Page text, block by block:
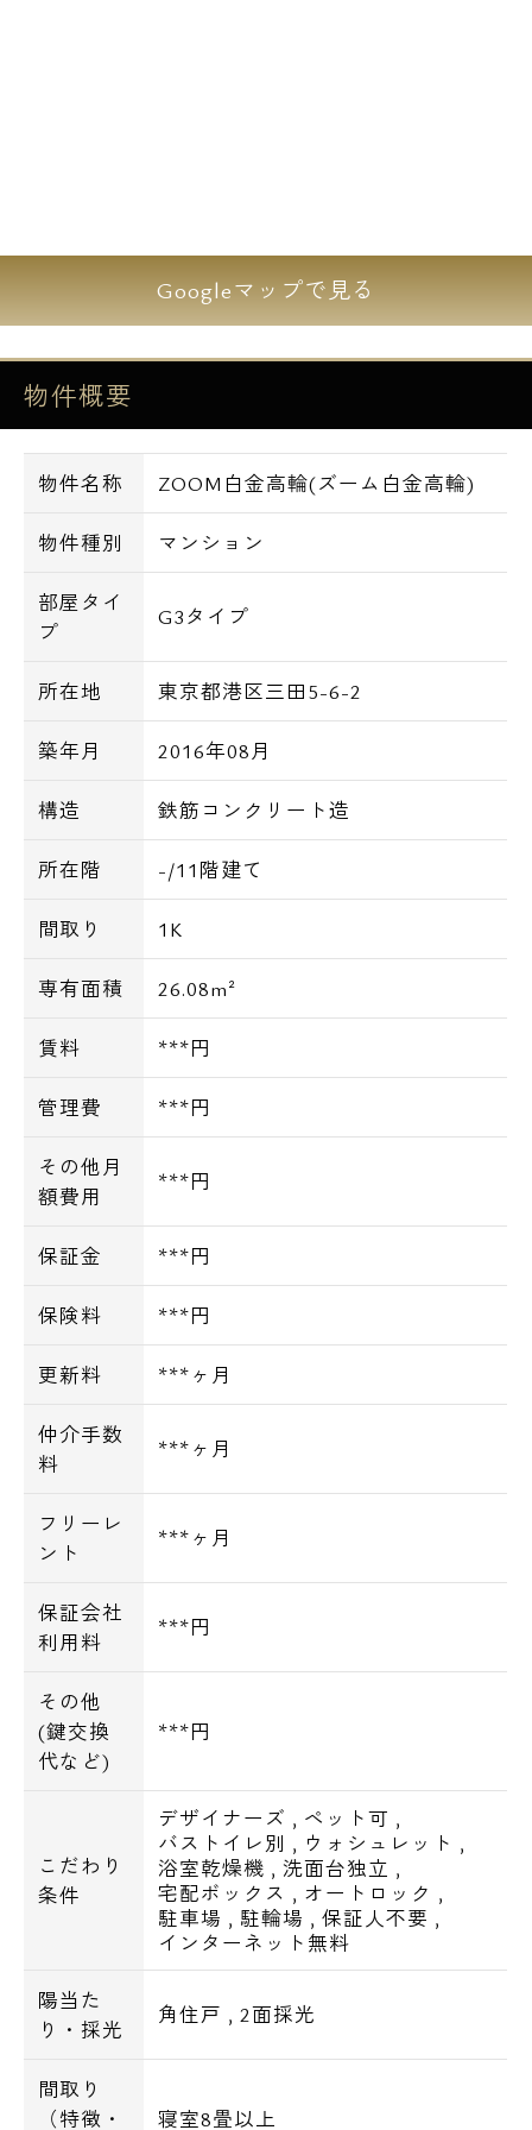
Googleマップで見る
物件概要
物件名称 ZOOM白金高輪(ズーム白金高輪)
物件種別 マンション
部屋タイ
プ
G3タイプ
所在地 東京都港区三田5-6-2
築年月 2016年08月
構造 鉄筋コンクリート造
所在階 -/11階建て
間取り 1K
専有面積 26.08m²
賃料 ***円
管理費 ***円
その他月
額費用
***円
保証金 ***円
保険料 ***円
更新料 ***ヶ月
仲介手数
料
***ヶ月
フリーレ
ント
***ヶ月
保証会社
利用料
***円
その他
(鍵交換
代など)
***円
こだわり
条件
デザイナーズ , ペット可 ,
バストイレ別 , ウォシュレット ,
浴室乾燥機 ,洗面台独立 ,
宅配ボックス , オートロック ,
駐車場 , 駐輪場 , 保証人不要 ,
インターネット無料
陽当た
り・採光
角住戸 ,2面採光
間取り
（特徴・
寝室8畳以上